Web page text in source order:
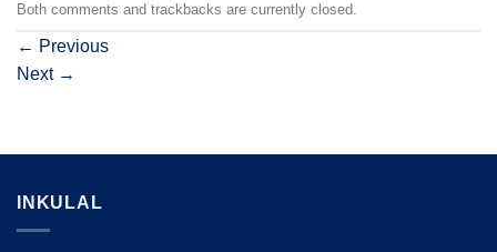
Both comments and trackbacks are currently closed.
← Previous
Next →
INKULAL